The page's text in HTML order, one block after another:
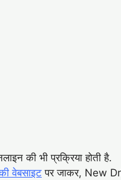
की भी प्रक्रिया होती है.
वेबसाइट पर जाकर, New